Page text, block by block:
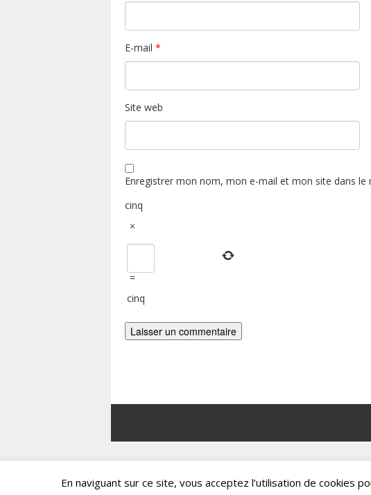
E-mail *
Site web
Enregistrer mon nom, mon e-mail et mon site dans
cinq
×
=
cinq
En naviguant sur ce site, vous acceptez l’utilisation de